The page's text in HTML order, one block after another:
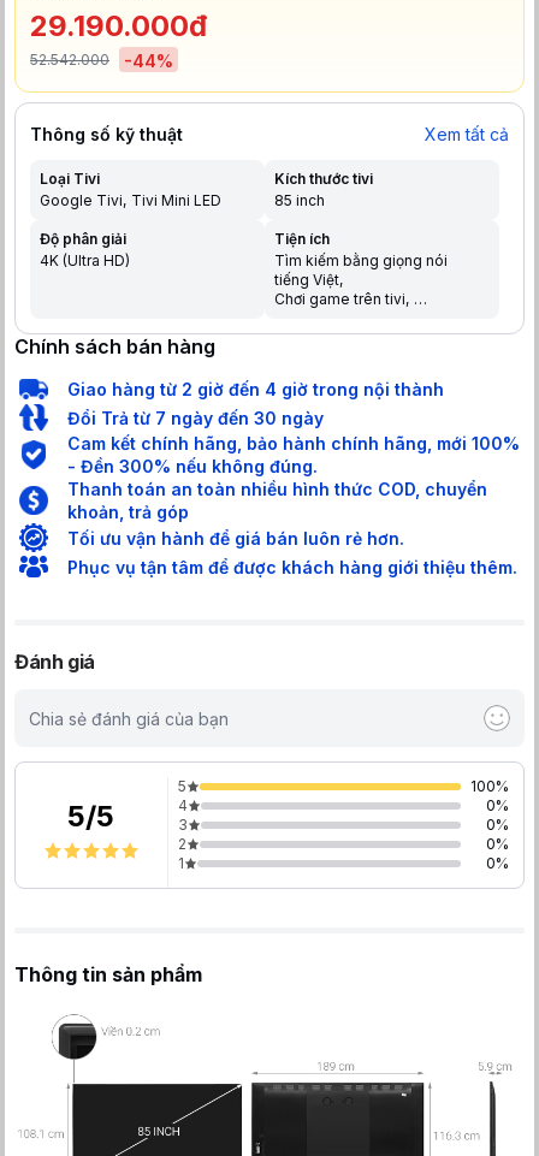
29.190.000đ
52.542.000 -44%
Thông số kỹ thuật Xem tất cả
Loại Tivi
Google Tivi Tivi Mini LED
Kích thước tivi
85 inch
Độ phân giải
4K (Ultra HD)
Tiện ích
Tìm kiếm bằng giọng nói
tiếng Việt
Chơi game trên tivi
lên tivi
Tìm kiếm giọng nói trên
YouTube bằng tiếng Việt
Chính sách bán hàng
Giao hàng từ 2 giờ đến 4 giờ trong nội thành
Đổi Trả từ 7 ngày đến 30 ngày
Cam kết chính hãng, bảo hành chính hãng, mới 100%
- Đền 300% nếu không đúng.
Thanh toán an toàn nhiều hình thức COD, chuyển
khoản, trả góp
Tối ưu vận hành để giá bán luôn rẻ hơn.
Phục vụ tận tâm để được khách hàng giới thiệu thêm.
Đánh giá
Chia sẻ đánh giá của bạn
5/5
5 100%
4
0%
3
0%
2
0%
1
0%
Thông tin sản phẩm